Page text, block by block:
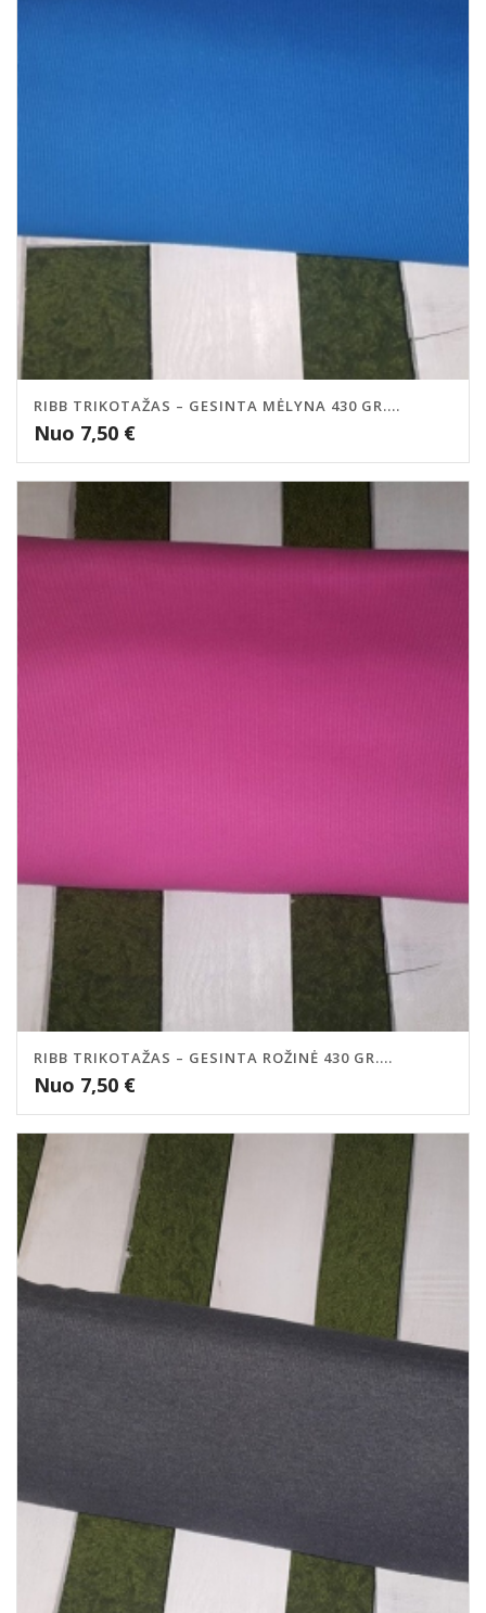
RIBB TRIKOTAŽAS – GESINTA MĖLYNA 430 GR....
Nuo 7,50 €
RIBB TRIKOTAŽAS – GESINTA ROŽINĖ 430 GR....
Nuo 7,50 €